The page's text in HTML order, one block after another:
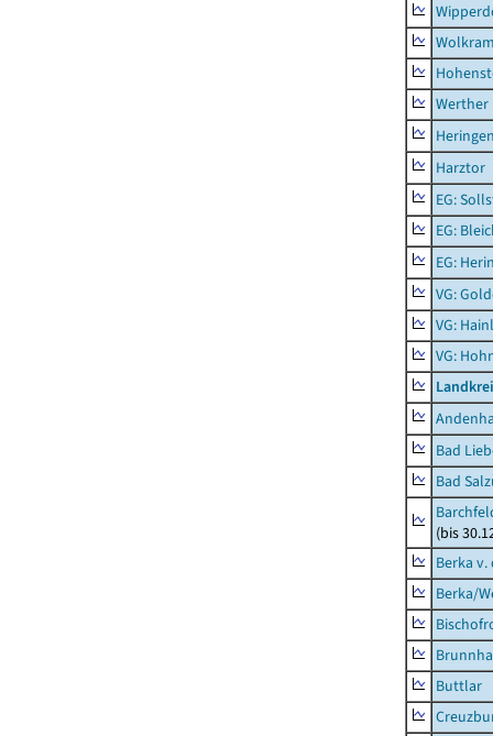
Werther
Harztor
EG:
EG:
EG:
VG:
VG:
VG:
Bad
Bad
(bis
Berka v.
Berka/
Buttlar